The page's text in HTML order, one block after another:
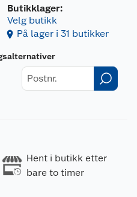
Butikklager:
Velg butikk
På lager i 31 butikker
Hent i butikk etter
bare to timer